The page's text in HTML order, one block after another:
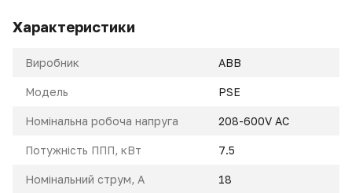
Характеристики
Виробник ABB
Модель PSE
Номінальна робоча напруга 208-600V AC
Потужність ППП, кВт 7.5
Номінальний струм, A 18